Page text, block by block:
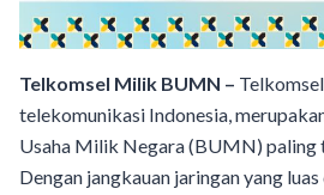
Telkomsel Milik BUMN –
telekomunikasi Indonesia,
Usaha Milik Negara (BUMN) paling
Dengan jangkauan jaringan yang